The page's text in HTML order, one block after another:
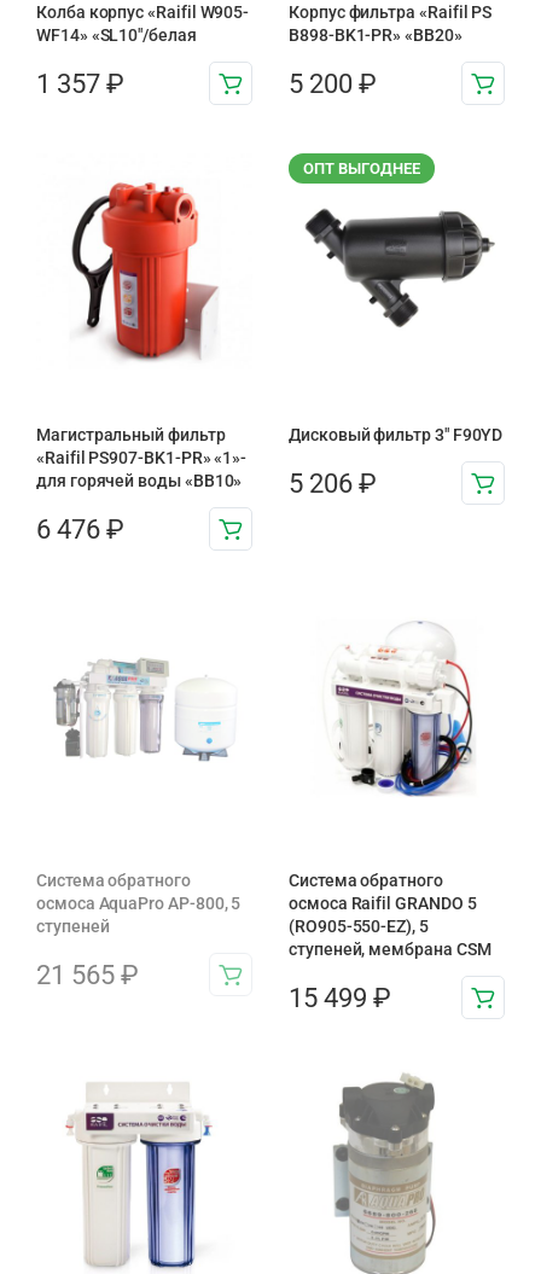
Колба корпус «Raifil W905-
WF14» «SL10″/белая
1 357 ₽
Корпус фильтра «Raifil PS
B898-BK1-PR» «BB20»
5 200 ₽
Магистральный фильтр
«Raifil PS907-BK1-PR» «1»-
для горячей воды «BB10»
6 476 ₽
ОПТ ВЫГОДНЕЕ
Дисковый фильтр 3″ F90YD
5 206 ₽
Система обратного
осмоса AquaPro AP-800, 5
ступеней
21 565 ₽
Система обратного
осмоса Raifil GRANDO 5
(RO905-550-EZ), 5
ступеней, мембрана CSM
15 499 ₽